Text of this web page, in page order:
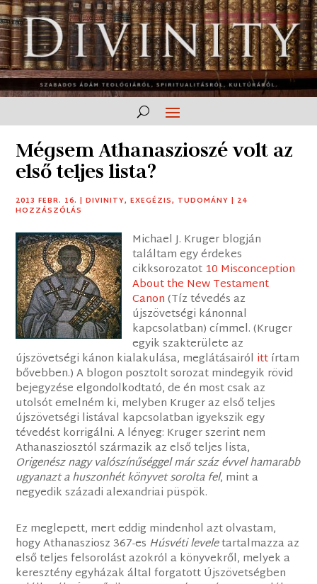
Mégsem Athanaszioszé volt az
első teljes lista?
2013 FEBR. 16. |DIVINITY,EXEGÉZIS, TUDOMÁNY | 24
HOZZÁSZÓLÁS
Michael J. Kruger blogján
találtam egy érdekes
cikksorozatot 10 Misconception
About the New Testament
Canon(Tíz tévedés az
újszövetségi kánonnal
kapcsolatban) címmel. (Kruger
egyik szakterülete az
újszövetségi kánon kialakulása, meglátásairól ittírtam
bővebben.) A blogon posztolt sorozat mindegyik rövid
bejegyzése elgondolkodtató, de én most csak az
utolsót emelném ki, melyben Kruger az első teljes
újszövetségi listával kapcsolatban igyekszik egy
tévedést korrigálni. A lényeg: Kruger szerint nem
Athanasziosztól származik az első teljes lista,
Origenész nagy valószínűséggel már száz évvel hamarabb
ugyanazt a huszonhét könyvet sorolta fel, mint a
negyedik századi alexandriai püspök.
Ez meglepett, mert eddig mindenhol azt olvastam,
hogy Athanasziosz 367-es Húsvéti leveletartalmazza az
első teljes felsorolást azokról a könyvekről, melyek a
keresztény egyházak által forgatott Újszövetségben